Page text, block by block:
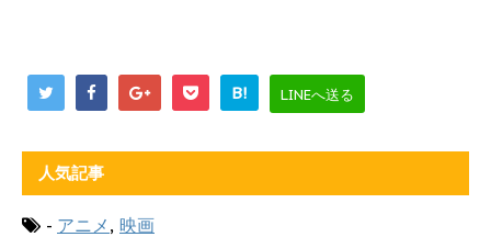
B! LINEへ送る
人気記事
- アニメ , 映画